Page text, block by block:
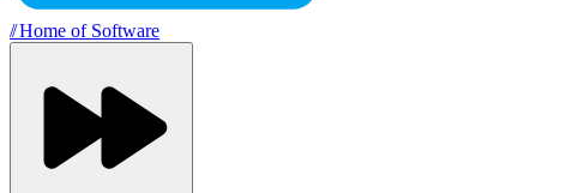
//Home of Software